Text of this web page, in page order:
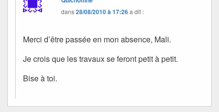
dans28/08/2010 à 17:26a dit :
Merci d’être passée en mon absence, Mali.
Je crois que les travaux se feront petit à petit.
Bise à toi.